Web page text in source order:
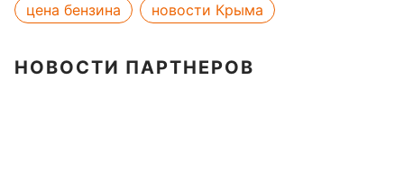
цена бензина новости Крыма
НОВОСТИ ПАРТНЕРОВ